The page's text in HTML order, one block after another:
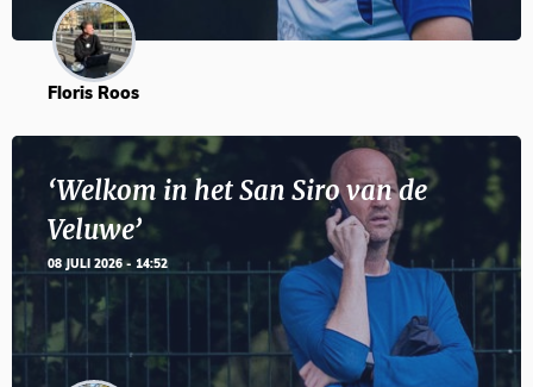
Floris Roos
‘Welkom in het San Siro van de
Veluwe’
08 JULI 2026 - 14:52